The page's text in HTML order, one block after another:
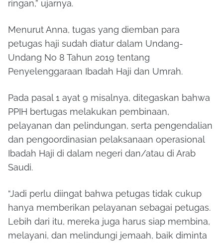
ringan,” ujarnya.
Menurut Anna, tugas yang diemban para
petugas haji sudah diatur dalam Undang-
Undang No 8 Tahun 2019 tentang
Penyelenggaraan Ibadah Haji dan Umrah.
Pada pasal 1 ayat 9 misalnya, ditegaskan bahwa
PPIH bertugas melakukan pembinaan,
pelayanan dan pelindungan, serta pengendalian
dan pengoordinasian pelaksanaan operasional
Ibadah Haji di dalam negeri dan/atau di Arab
Saudi.
“Jadi perlu diingat bahwa petugas tidak cukup
hanya memberikan pelayanan sebagai petugas.
Lebih dari itu, mereka juga harus siap membina,
melayani, dan melindungi jemaah, baik diminta